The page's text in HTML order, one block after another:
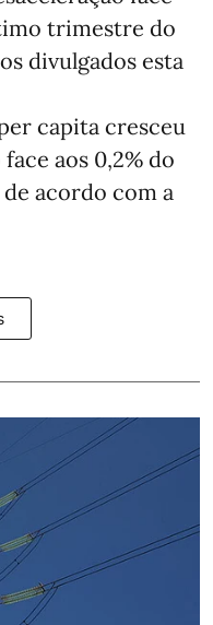
trimestre do
divulgados esta
capita cresceu
aos 0,2% do
acordo com a